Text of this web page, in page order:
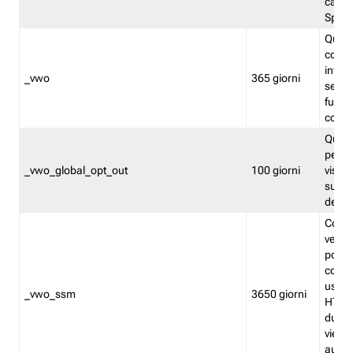
Split
_vwo 365 giorni
_vwo_global_opt_out 100 giorni
su
_vwo_ssm 3650 giorni
viene